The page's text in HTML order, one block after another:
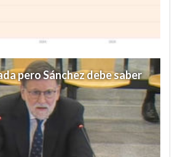
pero Sánchez debe saber